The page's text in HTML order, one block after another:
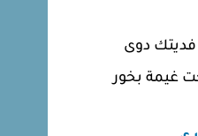
فديتك دوى
غيمة بخور